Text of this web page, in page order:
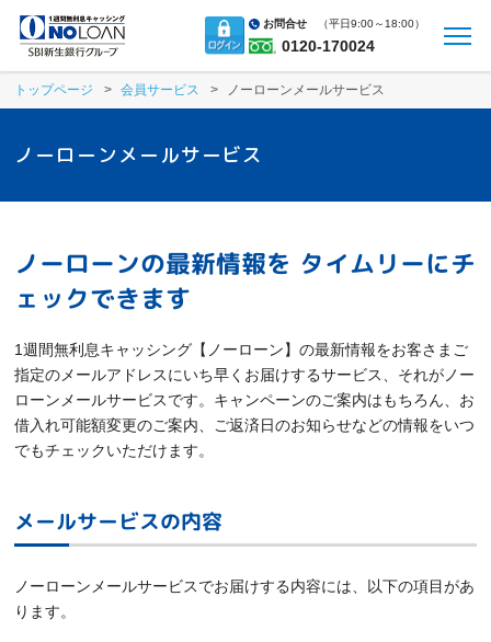
お問合せ （平日9:00～18:00）
0120-170024
トップページ 会員サービス ノーローンメールサービス
ノーローン メールサービス
ノーローンの最新情報を タイムリーにチ
ェックできます
1週間無利息キャッシング【ノーローン】の最新情報をお客さまご
指定のメールアドレスにいち早くお届けするサービス、それがノー
ローンメールサービスです。キャンペーンのご案内はもちろん、お
借入れ可能額変更のご案内、ご返済日のお知らせなどの情報をいつ
でもチェックいただけます。
メールサービスの内容
ノーローンメールサービスでお届けする内容には、以下の項目があ
ります。